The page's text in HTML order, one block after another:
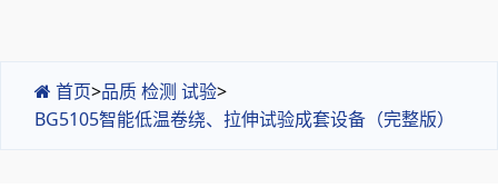
首页>品质 检测 试验>
BG5105智能低温卷绕、拉伸试验成套设备（完整版）